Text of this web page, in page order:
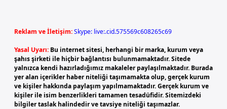
Reklam ve İletişim:Skype: live:.cid.575569c608265c69
Yasal Uyarı: Bu internet sitesi, herhangi bir marka, kurum veya
şahıs şirketi ile hiçbir bağlantısı bulunmamaktadır. Sitede
yalnızca kendi hazırladığımız makaleler paylaşılmaktadır. Burada
yer alan içerikler haber niteliği taşımamakta olup, gerçek kurum
ve kişiler hakkında paylaşım yapılmamaktadır. Gerçek kurum ve
kişiler ile isim benzerlikleri tamamen tesadüfidir. Sitemizdeki
bilgiler taslak halindedir ve tavsiye niteliği taşımazlar.